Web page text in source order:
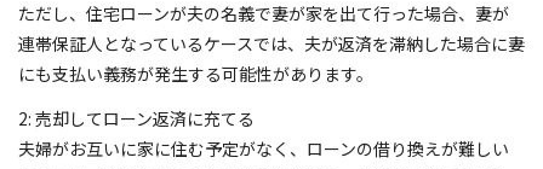
ただし、住宅ローンが夫の名義で妻が家を出て行った場合、妻が
連帯保証人となっているケースでは、夫が返済を滞納した場合に妻
にも支払い義務が発生する可能性があります。
2: 売却してローン返済に充てる
夫婦がお互いに家に住む予定がなく、ローンの借り換えが難しい